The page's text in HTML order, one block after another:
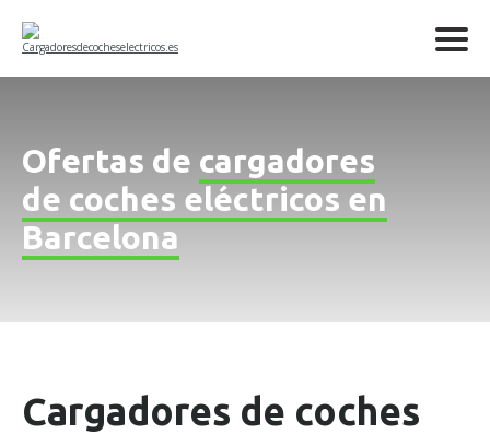
Ofertas de cargadores
de coches eléctricos en
Barcelona
Cargadores de coches